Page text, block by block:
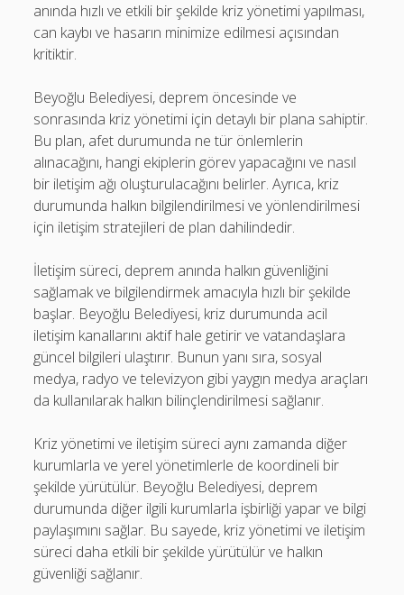
anında hızlı ve etkili bir şekilde kriz yönetimi yapılması,
can kaybı ve hasarın minimize edilmesi açısından
kritiktir.
Beyoğlu Belediyesi, deprem öncesinde ve
sonrasında kriz yönetimi için detaylı bir plana sahiptir.
Bu plan, afet durumunda ne tür önlemlerin
alınacağını, hangi ekiplerin görev yapacağını ve nasıl
bir iletişim ağı oluşturulacağını belirler. Ayrıca, kriz
durumunda halkın bilgilendirilmesi ve yönlendirilmesi
için iletişim stratejileri de plan dahilindedir.
İletişim süreci, deprem anında halkın güvenliğini
sağlamak ve bilgilendirmek amacıyla hızlı bir şekilde
başlar. Beyoğlu Belediyesi, kriz durumunda acil
iletişim kanallarını aktif hale getirir ve vatandaşlara
güncel bilgileri ulaştırır. Bunun yanı sıra, sosyal
medya, radyo ve televizyon gibi yaygın medya araçları
da kullanılarak halkın bilinçlendirilmesi sağlanır.
Kriz yönetimi ve iletişim süreci aynı zamanda diğer
kurumlarla ve yerel yönetimlerle de koordineli bir
şekilde yürütülür. Beyoğlu Belediyesi, deprem
durumunda diğer ilgili kurumlarla işbirliği yapar ve bilgi
paylaşımını sağlar. Bu sayede, kriz yönetimi ve iletişim
süreci daha etkili bir şekilde yürütülür ve halkın
güvenliği sağlanır.